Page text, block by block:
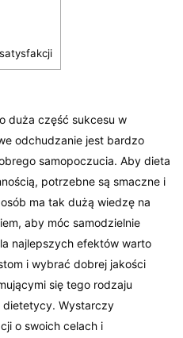
duża część sukcesu w
odchudzanie jest bardzo
samopoczucia. Aby dieta
potrzebne są smaczne i
ma tak dużą wiedzę na
aby móc samodzielnie
najlepszych efektów warto
i wybrać dobrej jakości
się tego rodzaju
dietetycy. Wystarczy
o swoich celach i